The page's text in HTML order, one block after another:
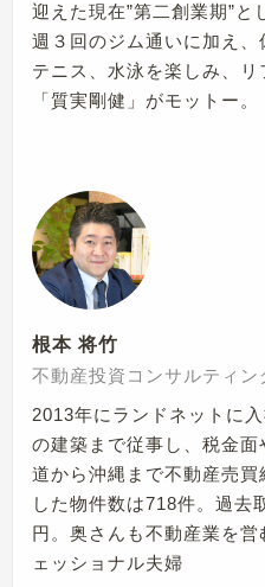
迎えた現在”第二創業期”と
週３回のジム通いに加え
テニス、水泳を楽しみ、
「質実剛健」がモットー。
根本 将竹
不動産投資コンサルティン
2013年にランドネットに
の建築まで従事し、税金
道から沖縄まで不動産売
した物件数は718件。過去
円。奥さんも不動産業を
ェッショナル夫婦